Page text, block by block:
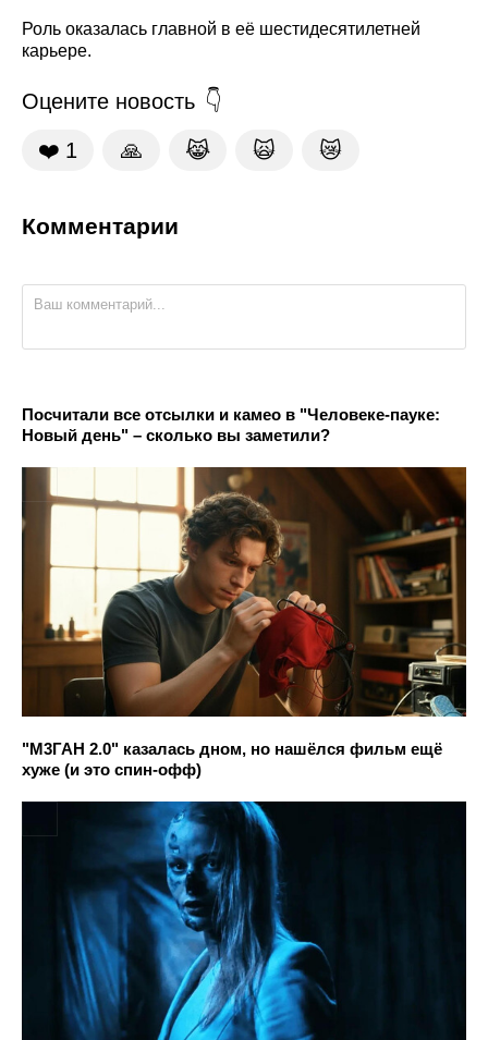
Роль оказалась главной в её шестидесятилетней
карьере.
Оцените новость
❤️ 1 🙏 😹 🙀 😿
Комментарии
Посчитали все отсылки и камео в "Человеке-пауке:
Новый день" – сколько вы заметили?
"М3ГАН 2.0" казалась дном, но нашёлся фильм ещё
хуже (и это спин-офф)